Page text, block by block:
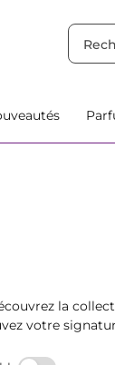
la
votre